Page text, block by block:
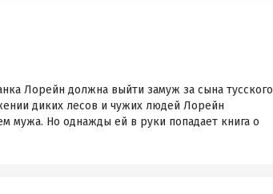
Лорейн должна выйти замуж за сына тусского
диких лесов и чужих людей Лорейн
мужа. Но однажды ей в руки попадает книга о